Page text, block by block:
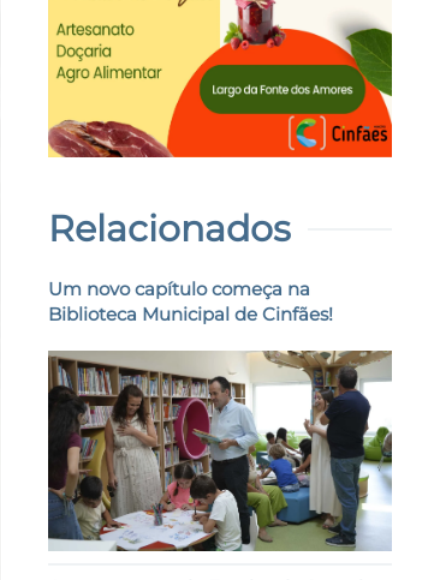
Relacionados
Um novo capítulo começa na
Biblioteca Municipal de Cinfães!